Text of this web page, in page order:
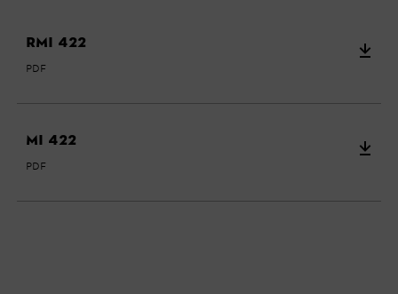
RMI 422
PDF
MI 422
PDF